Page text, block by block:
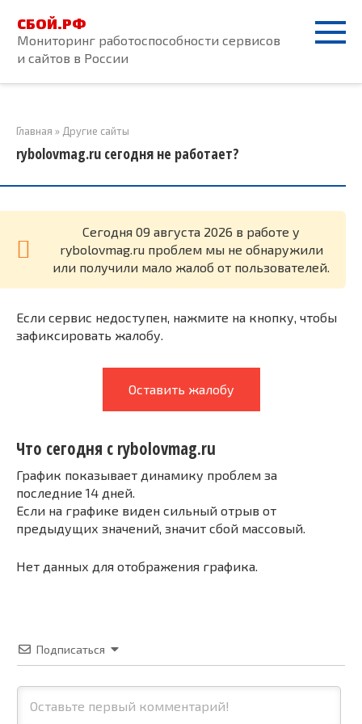
контенту
СБОЙ.РФ
Мониторинг работоспособности сервисов
и сайтов в России
Главная » Другие сайты
rybolovmag.ru сегодня не работает?
Cегодня 09 августа 2026 в работе у
rybolovmag.ru проблем мы не обнаружили
или получили мало жалоб от пользователей.
Если сервис недоступен, нажмите на кнопку, чтобы
зафиксировать жалобу.
Оставить жалобу
Что сегодня с rybolovmag.ru
График показывает динамику проблем за
последние 14 дней.
Если на графике виден сильный отрыв от
предыдущих значений, значит сбой массовый.
Нет данных для отображения графика.
Подписаться